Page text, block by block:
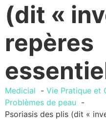
(dit «
repères
Medicial
Vie Pratique et
Problèmes de peau
Psoriasis des plis (dit «